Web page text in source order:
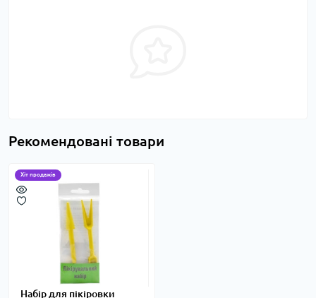
Рекомендовані товари
Хіт продажів
Набір для пікіровки